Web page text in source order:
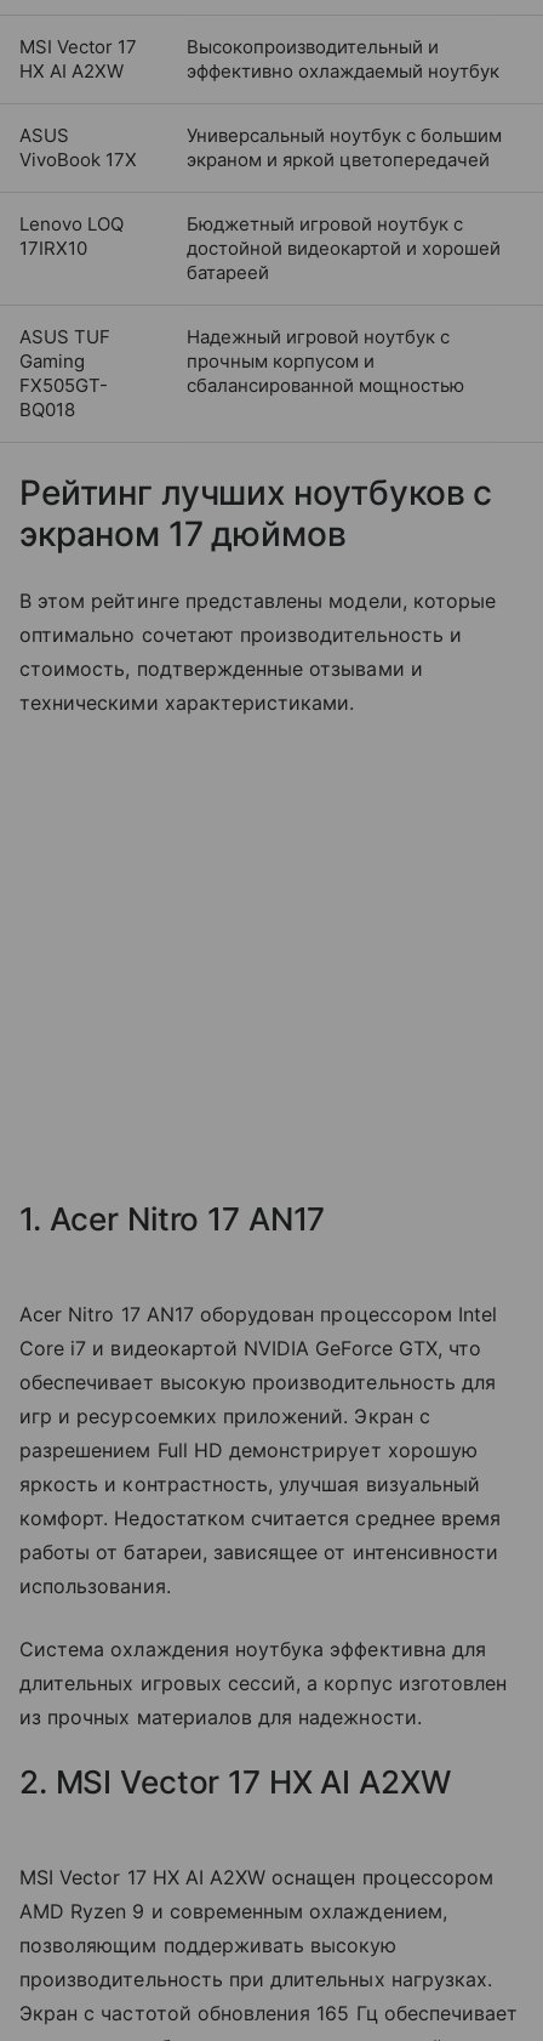
MSI Vector 17
HX AI A2XW
Высокопроизводительный и
эффективно охлаждаемый ноутбук
ASUS
VivoBook 17X
Универсальный ноутбук с большим
экраном и яркой цветопередачей
Lenovo LOQ
17IRX10
Бюджетный игровой ноутбук с
достойной видеокартой и хорошей
батареей
ASUS TUF
Gaming
FX505GT-
BQ018
Надежный игровой ноутбук с
прочным корпусом и
сбалансированной мощностью
Рейтинг лучших ноутбуков с
экраном 17 дюймов
В этом рейтинге представлены модели, которые
оптимально сочетают производительность и
стоимость, подтвержденные отзывами и
техническими характеристиками.
1. Acer Nitro 17 AN17
Acer Nitro 17 AN17 оборудован процессором Intel
Core i7 и видеокартой NVIDIA GeForce GTX, что
обеспечивает высокую производительность для
игр и ресурсоемких приложений. Экран с
разрешением Full HD демонстрирует хорошую
яркость и контрастность, улучшая визуальный
комфорт. Недостатком считается среднее время
работы от батареи, зависящее от интенсивности
использования.
Система охлаждения ноутбука эффективна для
длительных игровых сессий, а корпус изготовлен
из прочных материалов для надежности.
2. MSI Vector 17 HX AI A2XW
MSI Vector 17 HX AI A2XW оснащен процессором
AMD Ryzen 9 и современным охлаждением,
позволяющим поддерживать высокую
производительность при длительных нагрузках.
Экран с частотой обновления 165 Гц обеспечивает